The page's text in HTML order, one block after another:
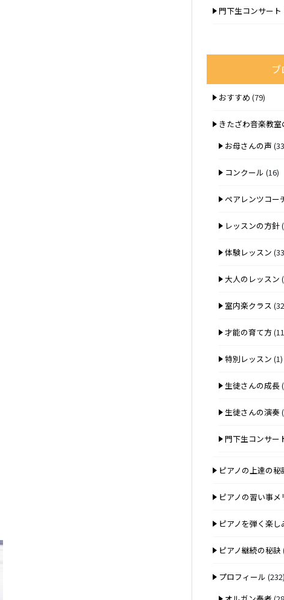
門下生コンサート
おすすめ (79)
きたざわ音楽教室
お母さんの声
コンクール (16)
ペアレンツコー
レッスンの方針
体験レッスン
大人のレッスン
室内楽クラス
才能の育て方
特別レッスン (1)
生徒さんの成長
生徒さんの演奏
門下生コンサー
ピアノの上達の秘
ピアノの習い事メ
ピアノを弾く楽し
ピアノ継続の秘訣
プロフィール (232)